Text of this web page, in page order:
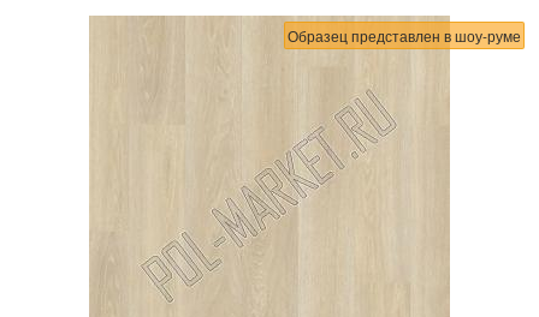
Образец представлен в шоу-руме